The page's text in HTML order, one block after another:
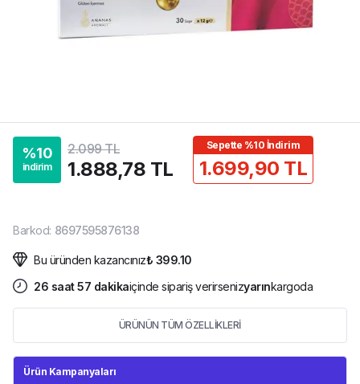
%10
indirim
2.099 TL
1.888,78 TL
Sepette %10 İndirim
1.699,90 TL
Barkod: 8697595876138
Bu üründen kazancınız₺ 399.10
26 saat 57 dakikaiçinde sipariş verirsenizyarınkargoda
ÜRÜNÜN TÜM ÖZELLİKLERİ
Ürün Kampanyaları